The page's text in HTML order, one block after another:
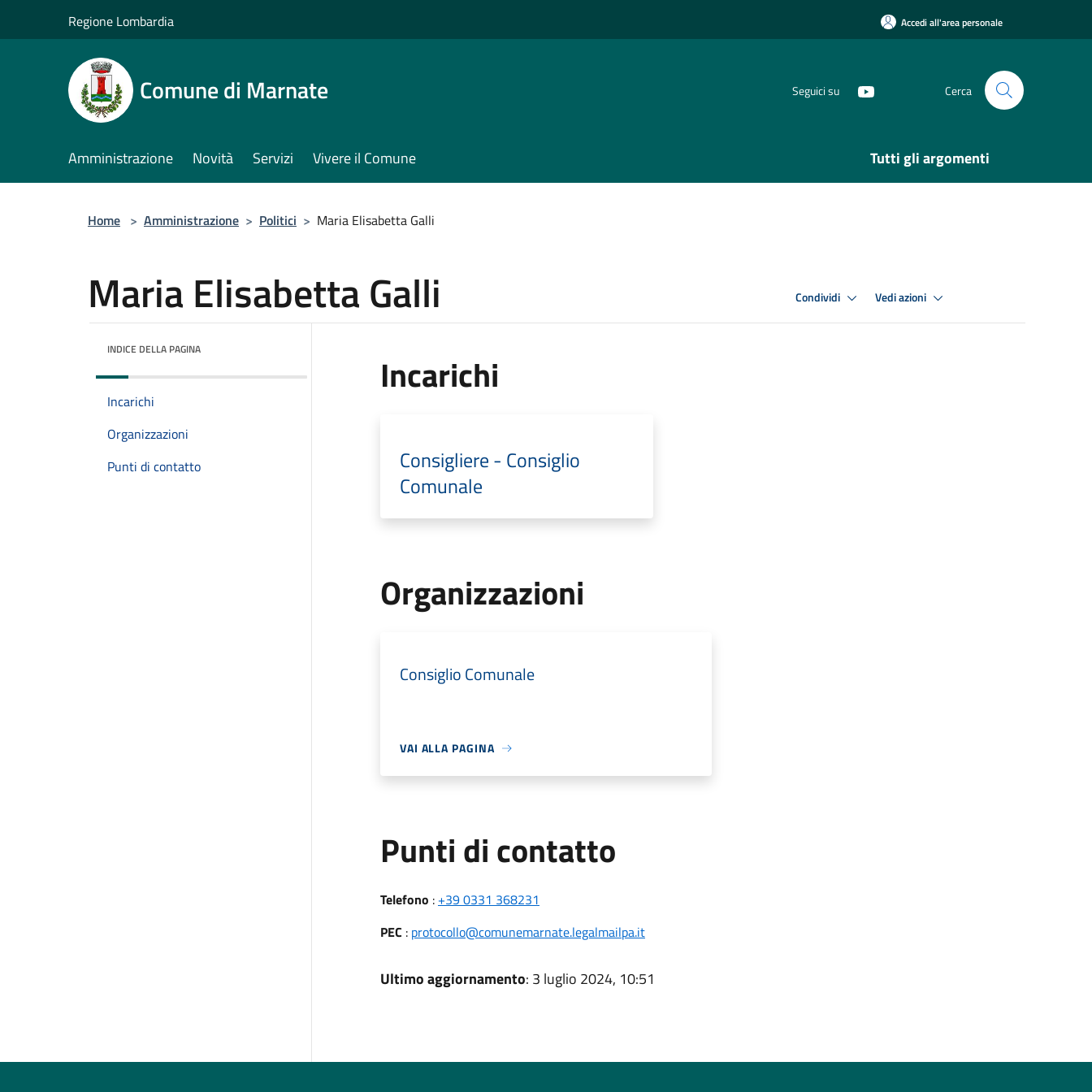
Regione Lombardia Accedi all'area personale
Comune di Marnate Seguici su Cerca
Amministrazione Novità Servizi Vivere il Comune Tutti gli argomenti
Home > Amministrazione > Politici > Maria Elisabetta Galli
Maria Elisabetta Galli Condividi Vedi azioni
INDICE DELLA PAGINA
Incarichi
Organizzazioni
Punti di contatto
Incarichi
Consigliere - Consiglio
Comunale
Organizzazioni
Consiglio Comunale
VAI ALLA PAGINA
Punti di contatto
Telefono : +39 0331 368231
PEC : protocollo@comunemarnate.legalmailpa.it
Ultimo aggiornamento: 3 luglio 2024, 10:51